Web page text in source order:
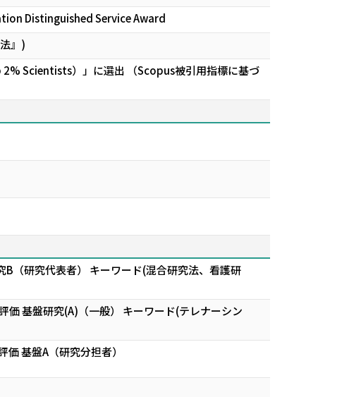
Distinguished Service Award
』)
Scientists）」に選出 （Scopus被引用指標に基づ
（研究代表者） キーワード(混合研究法、看護研
基盤研究(A)（一般） キーワード(テレナーシン
基盤A（研究分担者）